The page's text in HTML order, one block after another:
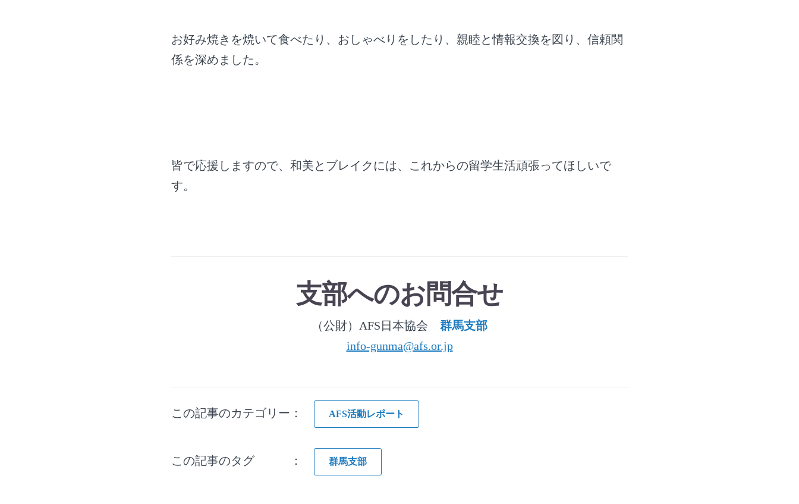
お好み焼きを焼いて食べたり、おしゃべりをしたり、親睦と情報交換を図り、信頼関
係を深めました。
皆で応援しますので、和美とブレイクには、これからの留学生活頑張ってほしいで
す。
支部へのお問合せ
（公財）AFS日本協会 群馬支部
info-gunma@afs.or.jp
この記事のカテゴリー： AFS活動レポート
この記事のタグ ： 群馬支部